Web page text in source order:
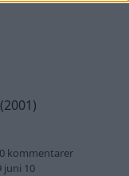
kommentarer
juni 10